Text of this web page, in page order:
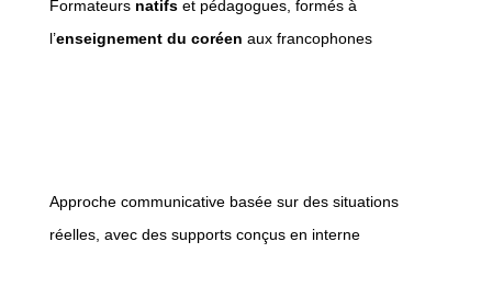
Formateurs natifset pédagogues, formés à
l’enseignement du coréen aux francophones
Approche communicative basée sur des situations
réelles, avec des supports conçus en interne